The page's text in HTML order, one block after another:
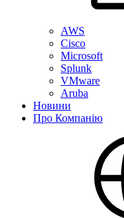
AWS
Cisco
Microsoft
Splunk
VMware
Aruba
Новини
Про Компанію